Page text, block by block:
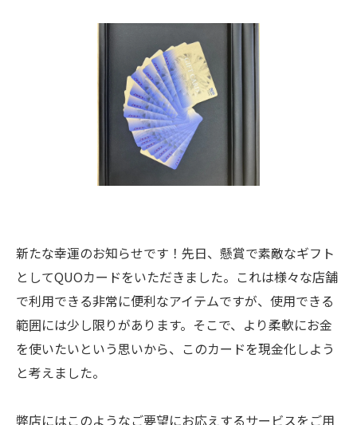
新たな幸運のお知らせです！先日、懸賞で素敵なギフト
としてQUOカードをいただきました。これは様々な店舗
で利用できる非常に便利なアイテムですが、使用できる
範囲には少し限りがあります。そこで、より柔軟にお金
を使いたいという思いから、このカードを現金化しよう
と考えました。
弊店にはこのようなご要望にお応えするサービスをご用